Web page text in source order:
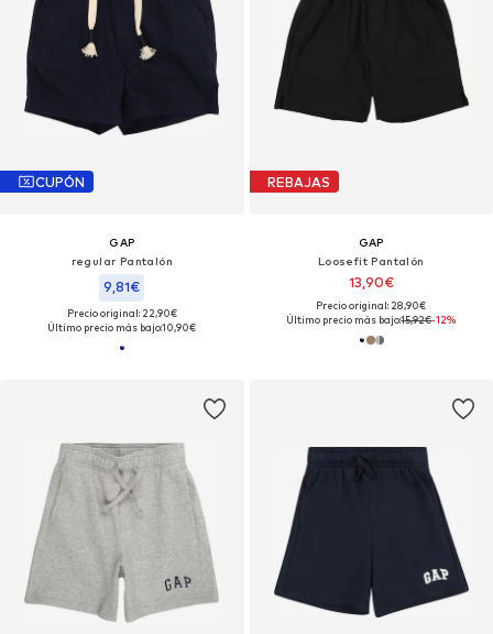
CUPÓN
GAP
regular Pantalón
9,81€
Precio original: 22,90€
Último precio más bajo:10,90€
REBAJAS
GAP
Loosefit Pantalón
13,90€
Precio original: 28,90€
Último precio más bajo:15,92€-12%